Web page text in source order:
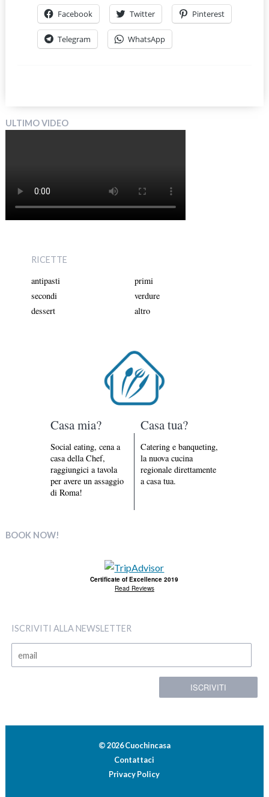
Facebook Twitter Pinterest
Telegram WhatsApp
ULTIMO VIDEO
RICETTE
antipasti
primi
secondi
verdure
dessert
altro
Casa mia?
Social eating, cena a
casa della Chef,
raggiungici a tavola
per avere un assaggio
di Roma!
Casa tua?
Catering e banqueting,
la nuova cucina
regionale direttamente
a casa tua.
BOOK NOW!
Certificate of Excellence 2019
Read Reviews
ISCRIVITI ALLA NEWSLETTER
© 2026 Cuochincasa
Contattaci
Privacy Policy